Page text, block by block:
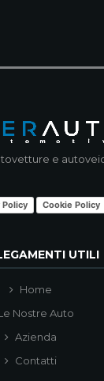
e
Policy Cookie Policy
UTILI
Home
Nostre Auto
Azienda
Contatti